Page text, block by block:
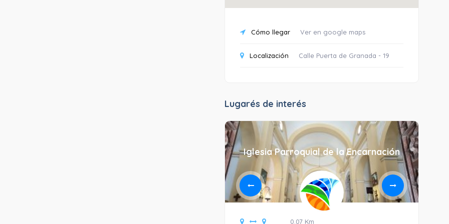
Cómo llegar Ver en google maps
Localización Calle Puerta de Granada - 19
Lugarés de interés
Iglesia Parroquial de la Encarnación
0.07 Km